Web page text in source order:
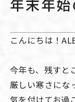
年末年
こんにちは！
今年も、残すと
厳しい寒さにな